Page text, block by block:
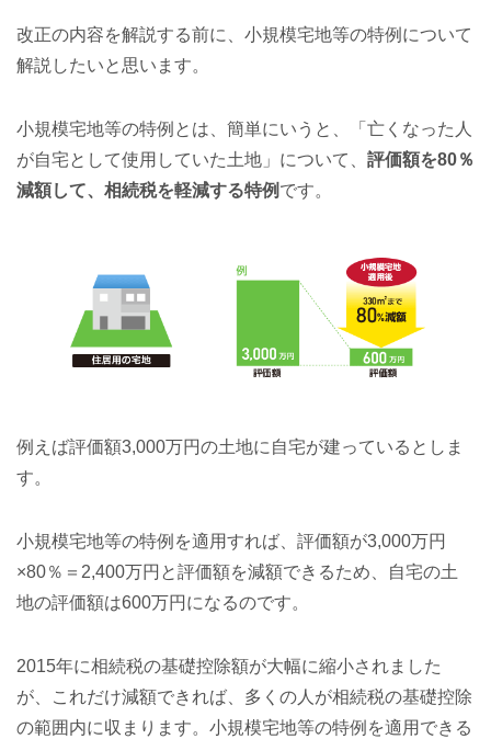
改正の内容を解説する前に、小規模宅地等の特例について
解説したいと思います。
小規模宅地等の特例とは、簡単にいうと、「亡くなった人
が自宅として使用していた土地」について、 評価額を80％
減額して、相続税を軽減する特例 です。
例えば評価額3,000万円の土地に自宅が建っているとしま
す。
小規模宅地等の特例を適用すれば、評価額が3,000万円
×80％＝2,400万円と評価額を減額できるため、自宅の土
地の評価額は600万円になるのです。
2015年に相続税の基礎控除額が大幅に縮小されました
が、これだけ減額できれば、多くの人が相続税の基礎控除
の範囲内に収まります。小規模宅地等の特例を適用できる